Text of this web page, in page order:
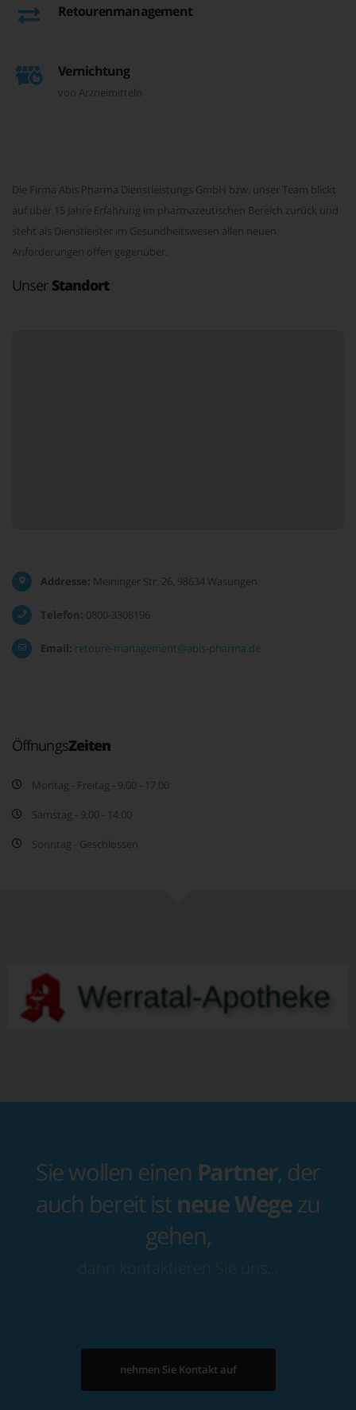
Retourenmanagement
Vernichtung
von Arzneimitteln
Die Firma Abis Pharma Dienstleistungs GmbH bzw. unser Team blickt
auf über 15 Jahre Erfahrung im pharmazeutischen Bereich zurück und
steht als Dienstleister im Gesundheitswesen allen neuen
Anforderungen offen gegenüber.
Unser Standort
Addresse: Meininger Str. 26, 98634 Wasungen
Telefon: 0800-3308196
Email: retoure-management@abis-pharma.de
ÖffnungsZeiten
Montag - Freitag - 9.00 - 17.00
Samstag - 9.00 - 14.00
Sonntag - Geschlossen
Sie wollen einen Partner, der
auch bereit ist neue Wegezu
gehen,
dann kontaktieren Sie uns…
nehmen Sie Kontakt auf